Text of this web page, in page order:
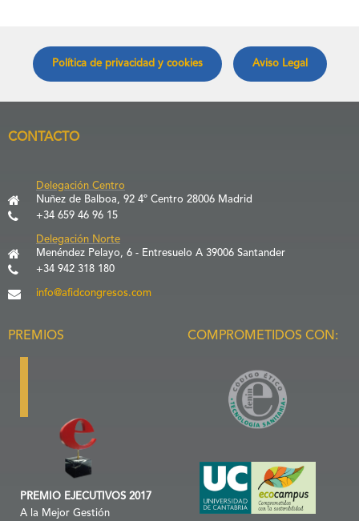
Política de privacidad y cookies Aviso Legal
CONTACTO
Delegación Centro
Nuñez de Balboa, 92 4º Centro 28006 Madrid
+34 659 46 96 15
Delegación Norte
Menéndez Pelayo, 6 - Entresuelo A 39006 Santander
+34 942 318 180
info@afidcongresos.com
PREMIOS
PREMIO EJECUTIVOS 2017
A la Mejor Gestión
COMPROMETIDOS CON: